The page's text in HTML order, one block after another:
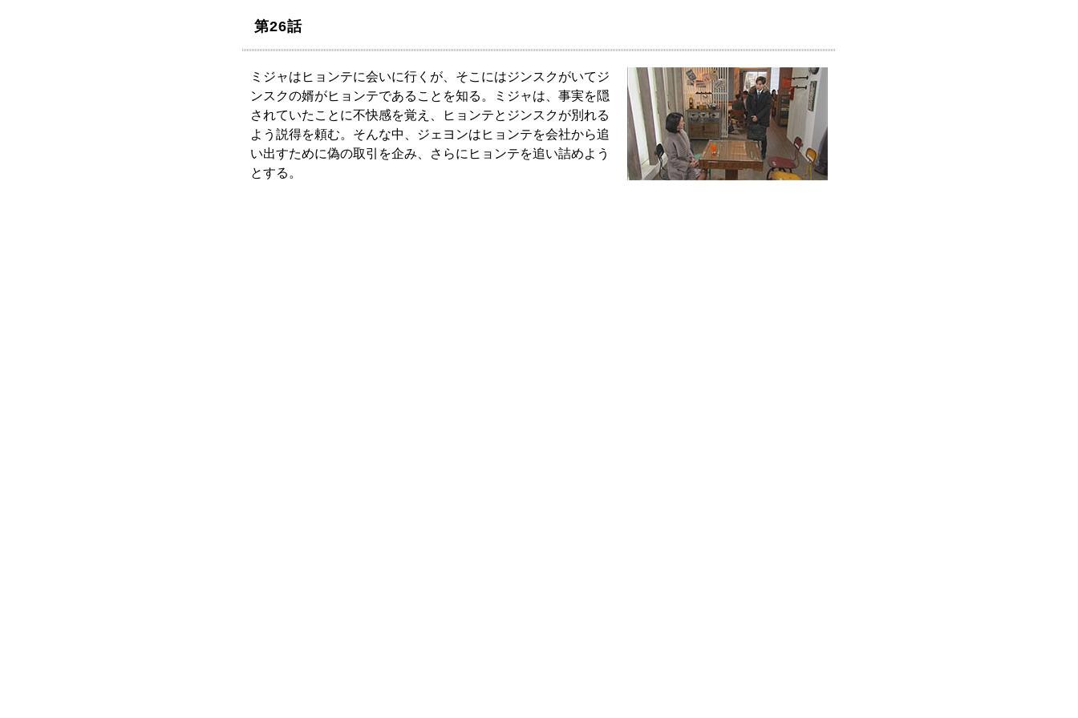
第26話
ミジャはヒョンテに会いに行くが、そこにはジンスクがいてジ
ンスクの婿がヒョンテであることを知る。ミジャは、事実を隠
されていたことに不快感を覚え、ヒョンテとジンスクが別れる
よう説得を頼む。そんな中、ジェヨンはヒョンテを会社から追
い出すために偽の取引を企み、さらにヒョンテを追い詰めよう
とする。